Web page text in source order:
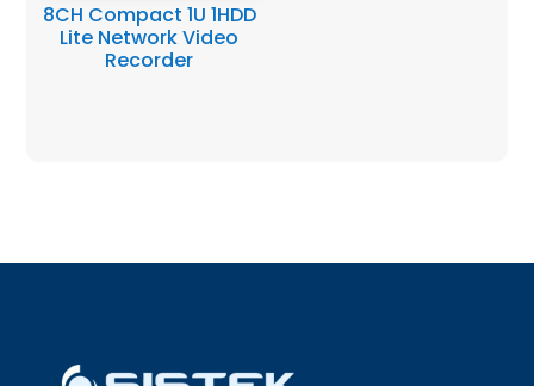
8CH Compact 1U 1HDD
Lite Network Video
Recorder